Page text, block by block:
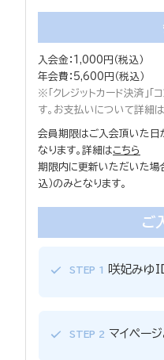
入会金：1,000円（税込）
年会費：5,600円（税込）
※「クレジットカード決済」
す。お支払いについて詳細は
会員期限はご入会頂いた日
なります。詳細はこちら
期限内に更新いただいた場
込）のみとなります。
ご
STEP 1 咲妃みゆ
STEP 2 マイペー